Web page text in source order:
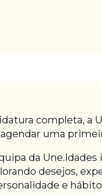
completa, a
uma
da Une.Idades
desejos,
e